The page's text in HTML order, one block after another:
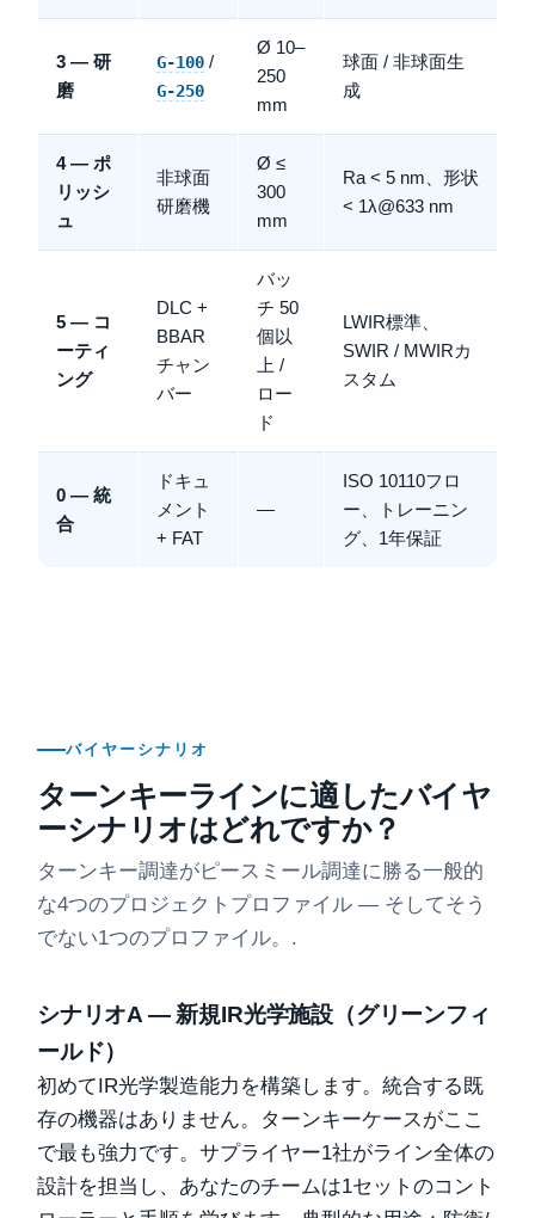
3 — 研
磨
G-100 /
G-250
Ø 10–
250
mm
球面 / 非球面生
成
4 — ポ
リッシ
ュ
非球面
研磨機
Ø ≤
300
mm
Ra < 5 nm、形状
< 1λ@633 nm
5 — コ
ーティ
ング
DLC +
BBAR
チャン
バー
バッ
チ 50
個以
上 /
ロー
ド
LWIR標準、
SWIR / MWIRカ
スタム
0 — 統
合
ドキュ
メント
+ FAT
—
ISO 10110フロ
ー、トレーニン
グ、1年保証
バイヤーシナリオ
ターンキーラインに適したバイヤ
ーシナリオはどれですか？
ターンキー調達がピースミール調達に勝る一般的
な4つのプロジェクトプロファイル — そしてそう
でない1つのプロファイル。.
シナリオA — 新規IR光学施設（グリーンフィ
ールド）
初めてIR光学製造能力を構築します。統合する既
存の機器はありません。ターンキーケースがここ
で最も強力です。サプライヤー1社がライン全体の
設計を担当し、あなたのチームは1セットのコント